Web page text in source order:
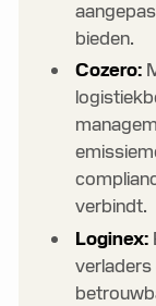
bieden.
Cozero:
verbindt.
Loginex: